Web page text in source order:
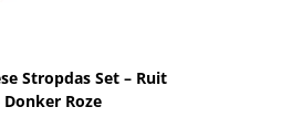
Stropdas Set – Ruit
Donker Roze